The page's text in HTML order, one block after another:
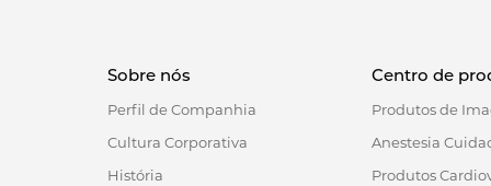
Nas UCI,
arterial. Isto
nenhuma
A
Sobre nós
Perfil de Companhia
Cultura Corporativa
História
Centro de
Produtos de
Anestesia
Produtos